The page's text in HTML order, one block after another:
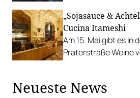
„Sojasauce &
Cucina Itameshi
Am 15. Mai gibt es in
Praterstraße Weine
Neueste News